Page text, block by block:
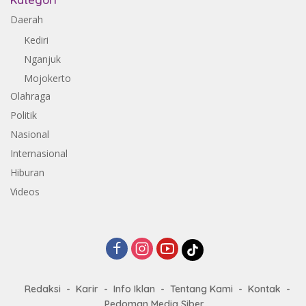
Daerah
Kediri
Nganjuk
Mojokerto
Olahraga
Politik
Nasional
Internasional
Hiburan
Videos
Redaksi Karir Info Iklan Tentang Kami
Kontak